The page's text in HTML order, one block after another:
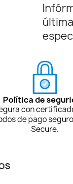
Política de
con
de pago
Secure.